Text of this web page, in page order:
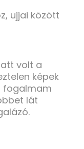
ujjai között
volt a
képek
fogalmam
lát